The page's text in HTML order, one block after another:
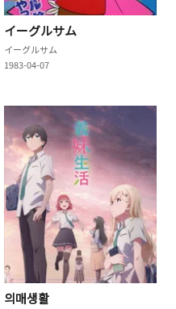
イーグルサム
イーグルサム
1983-04-07
의매생활